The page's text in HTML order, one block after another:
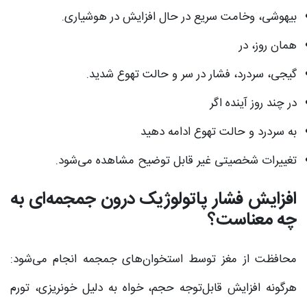
بیهوشی، وخامت سریع در حال افزایش در هوشیاری.
همان روز، در
گیجی، سردرد، فشار در سر و حالت تهوع شدید.
در چند روز آینده اگر
به سردرد و حالت تهوع ادامه دهید
تغییرات شخصیتی غیر قابل توضیح مشاهده می‌شود.
افزایش فشار پاتولوژیک درون جمجمه‌ای به
چه معناست؟
محافظت از مغز توسط استخوان‌های جمجمه انجام می‌شود:
هرگونه افزایش قابل‌توجه حجم، خواه به دلیل خونریزی، تورم